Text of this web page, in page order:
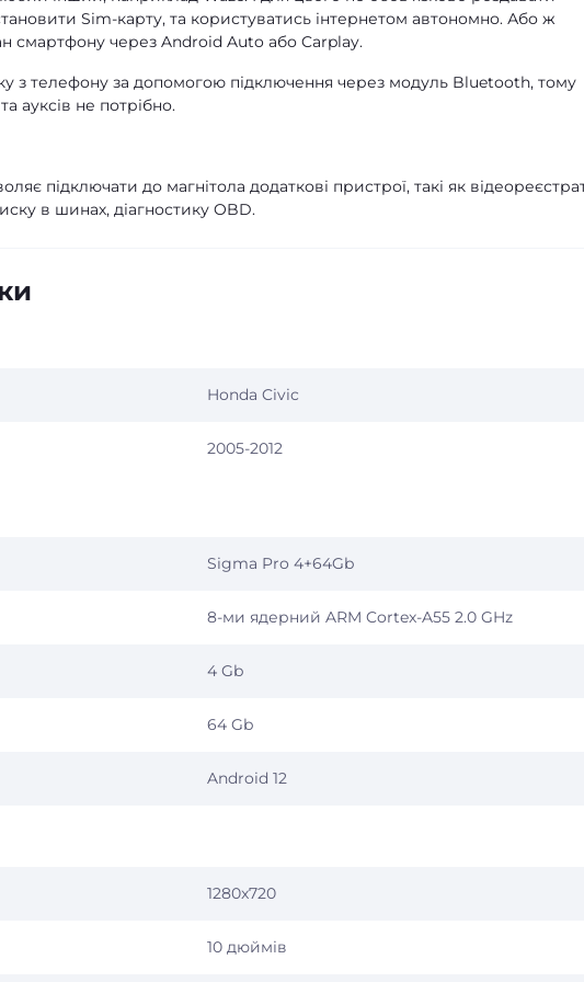
Sim-карту, та користуватись інтернетом автономно. Або ж
смартфону через Android Auto або Carplay.
з телефону за допомогою підключення через модуль Bluetooth, тому
ауксів не потрібно.
підключати до магнітола додаткові пристрої, такі як
в шинах, діагностику OBD.
Honda Civic
2005-2012
Sigma Pro 4+64Gb
8-ми ядерний ARM Cortex-A55 2.0 GHz
4 Gb
64 Gb
Android 12
1280x720
10 дюймів